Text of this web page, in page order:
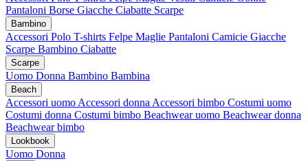
Pantaloni Borse Giacche Ciabatte Scarpe
Bambino
Accessori Polo T-shirts Felpe Maglie Pantaloni Camicie Giacche
Scarpe Bambino Ciabatte
Scarpe
Uomo Donna Bambino Bambina
Beach
Accessori uomo Accessori donna Accessori bimbo Costumi uomo
Costumi donna Costumi bimbo Beachwear uomo Beachwear donna
Beachwear bimbo
Lookbook
Uomo Donna